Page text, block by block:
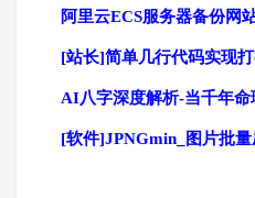
阿里云ECS服务器备份网
[站长]简单几行代码实现
AI八字深度解析-当千年
[软件]JPNGmin_图片批